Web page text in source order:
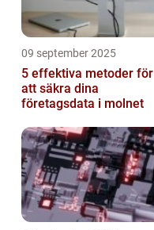
09 september 2025
5 effektiva metoder för
att säkra dina
företagsdata i molnet